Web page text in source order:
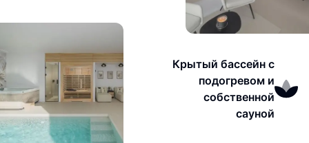
Крытый бассейн с
подогревом и
собственной
сауной